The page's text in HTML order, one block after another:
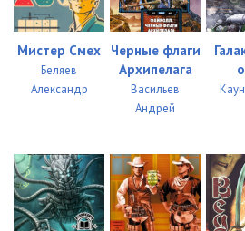
039
040
041
043
044
Мистер Смех
Беляев
Александр
Черные флаги
Архипелага
Васильев
Андрей